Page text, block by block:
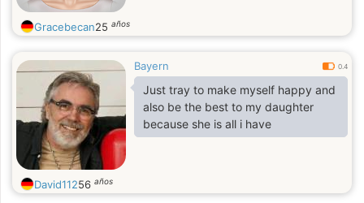
Gracebecan25 años
Bayern 0.4
Just tray to make myself happy and
also be the best to my daughter
because she is all i have
David11256 años